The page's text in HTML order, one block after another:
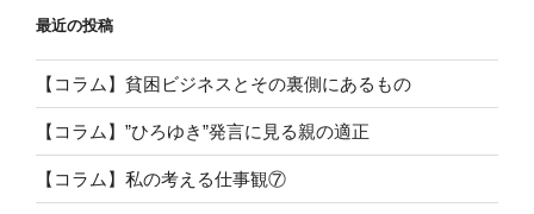
ー
シ
ョ
ン
最近の投稿
【コラム】貧困ビジネスとその裏側にあるもの
【コラム】”ひろゆき”発言に見る親の適正
【コラム】私の考える仕事観⑦